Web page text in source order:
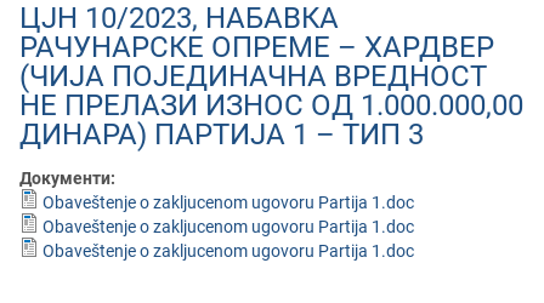
ЦЈН 10/2023, НАБАВКА
РАЧУНАРСКЕ ОПРЕМЕ – ХАРДВЕР
(ЧИЈА ПОЈЕДИНАЧНА ВРЕДНОСТ
НЕ ПРЕЛАЗИ ИЗНОС ОД 1.000.000,00
ДИНАРА) ПАРТИЈА 1 – ТИП 3
Документи:
Obaveštenje o zakljucenom ugovoru Partija 1.doc
Obaveštenje o zakljucenom ugovoru Partija 1.doc
Obaveštenje o zakljucenom ugovoru Partija 1.doc